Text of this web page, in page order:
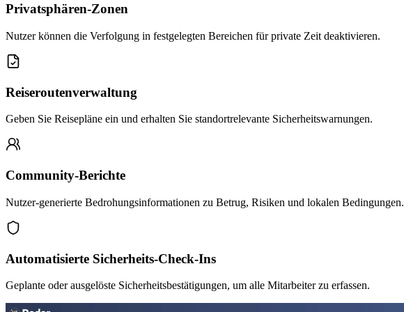
Privatsphären-Zonen
Nutzer können die Verfolgung in festgelegten Bereichen für private Zeit deaktivieren.
Reiseroutenverwaltung
Geben Sie Reisepläne ein und erhalten Sie standortrelevante Sicherheitswarnungen.
Community-Berichte
Nutzer-generierte Bedrohungsinformationen zu Betrug, Risiken und lokalen Bedingungen.
Automatisierte Sicherheits-Check-Ins
Geplante oder ausgelöste Sicherheitsbestätigungen, um alle Mitarbeiter zu erfassen.